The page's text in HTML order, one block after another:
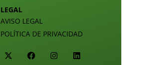
LEGAL
AVISO LEGAL
POLÍTICA DE PRIVACIDAD